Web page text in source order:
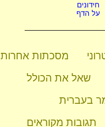
חידונים
על הדף
מסכתות אחרות
שאל את הכולל
בעברית
תגובות מקוראים